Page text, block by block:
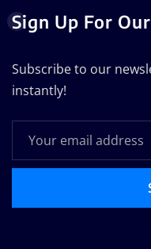
Sign Up For
Subscribe to our
instantly!